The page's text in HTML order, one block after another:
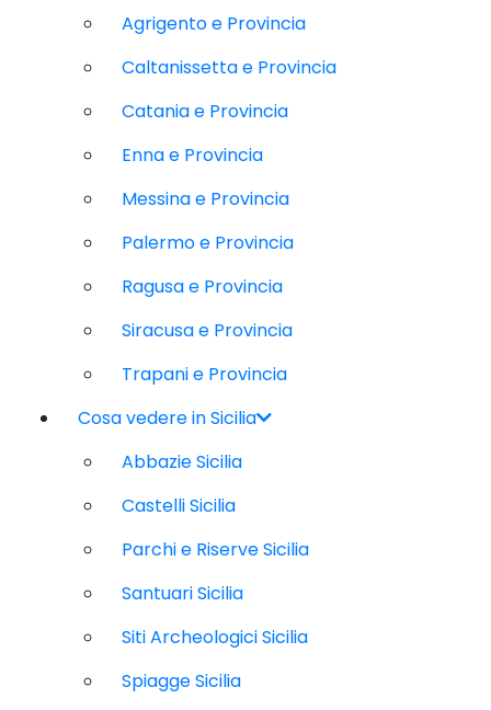
Agrigento e Provincia
Caltanissetta e Provincia
Catania e Provincia
Enna e Provincia
Messina e Provincia
Palermo e Provincia
Ragusa e Provincia
Siracusa e Provincia
Trapani e Provincia
Cosa vedere in Sicilia
Abbazie Sicilia
Castelli Sicilia
Parchi e Riserve Sicilia
Santuari Sicilia
Siti Archeologici Sicilia
Spiagge Sicilia